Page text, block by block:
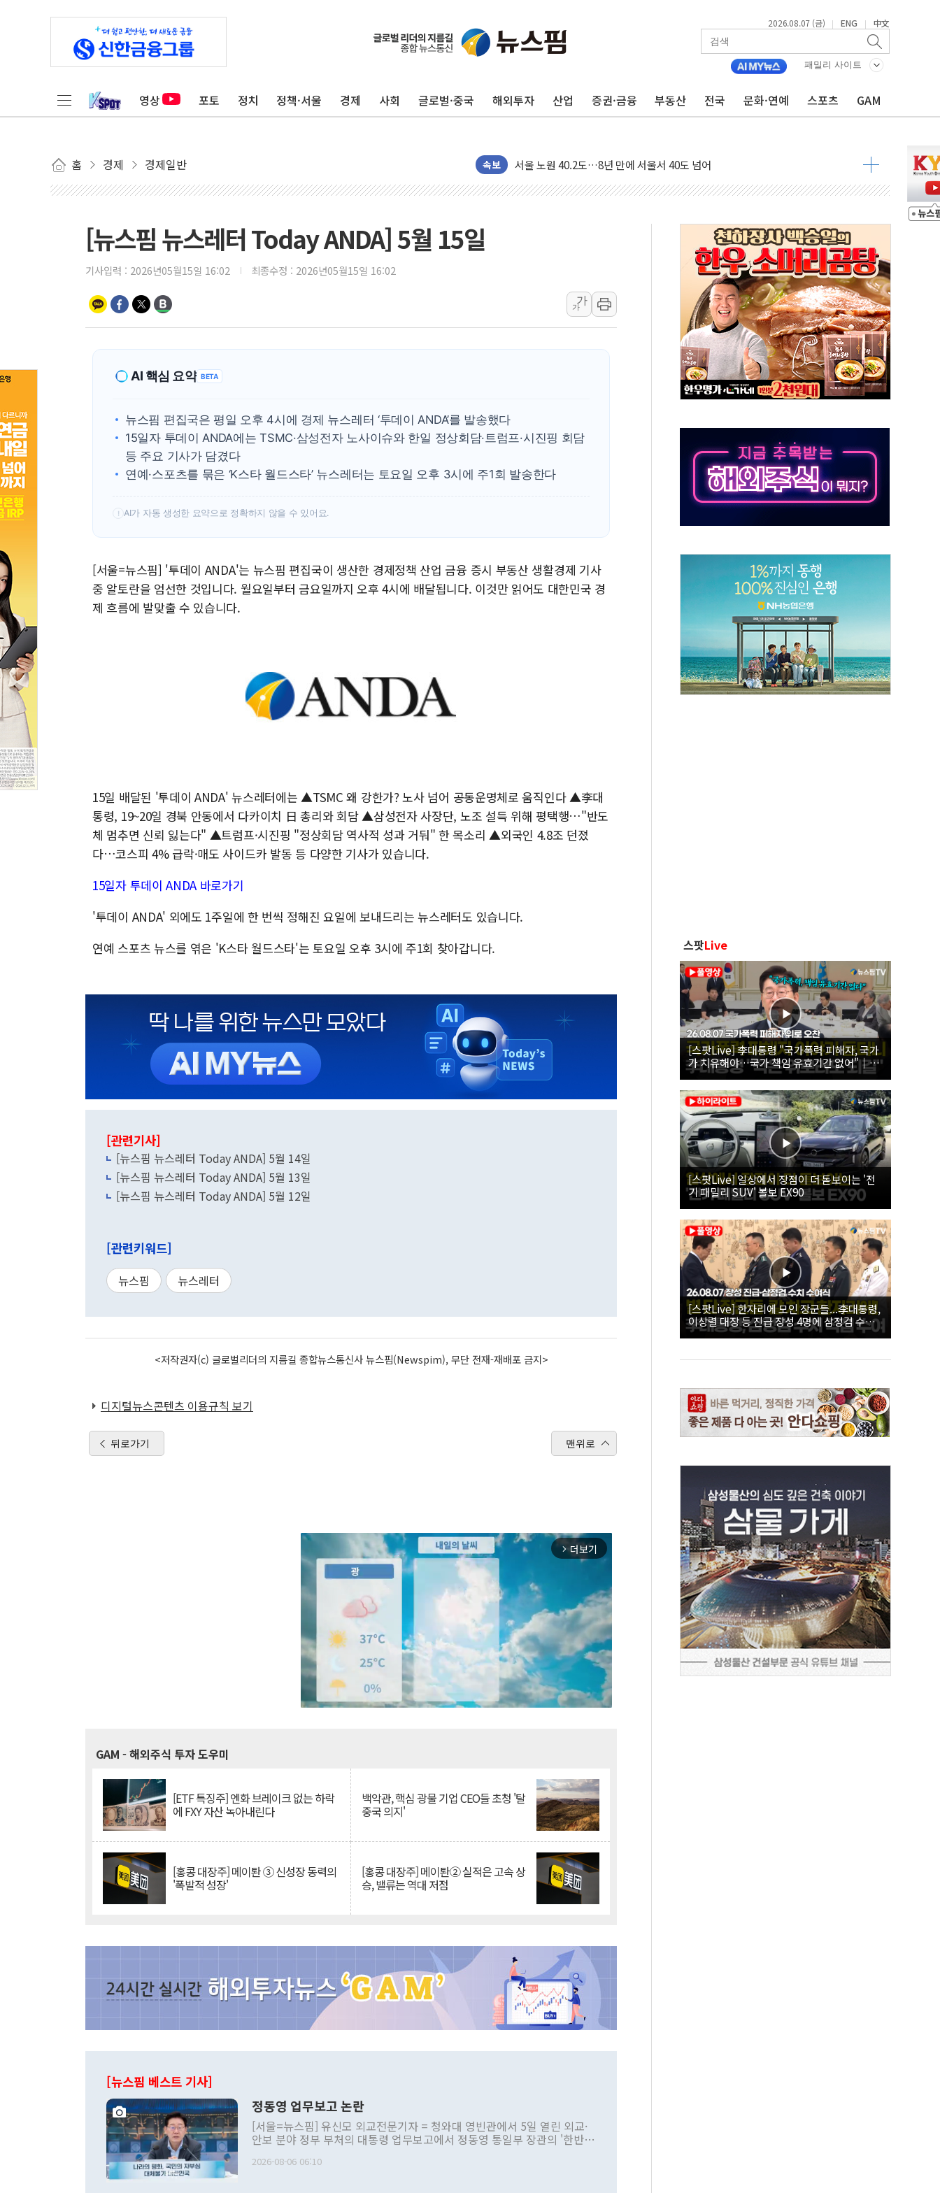
2026.08.07 (금) | ENG | 中文
패밀리 사이트
영상 포토 정치 정책·서울 경제 사회 글로벌·중국 해외투자 산업 증권·금융 부동산 전국 문화·연예 스포츠 GAM
홈 경제 경제일반 속보
[컨콜] 롯데케미칼, "LPG 투입 비중 37%…하반기 확대 추진"
서울 노원 40.2도…8년 만에 서울서 40도 넘어
[중국증시 마감] CPO∙PCB∙CRO가 이끈 '기술주 상승장'
[ETF 시황] 2차전지 ETF 급등, SK하이닉스 레버리지는 급락
[컨콜] 롯데케미칼 "대산·여수 사업재편 완료시 재무구조 개선 기대"
SK증권, 비대면 고객 대상 '수수료 평생 우대' 이벤트 진행
통합위, 'AI 포용사회'·'청년 자산격차 해소' 특위 출범…"소외되는 계층 없도록"
코웨이, 2분기 영업익 2532억…신제품 효과에 실적 호조
[마감시황] 코스피, 7주 연속 하락…외국인 매도에 6258.77
중수청 임용설명회에 검사 110명 등 1100명 참석...인사·처우 관심
[컨콜] 롯데케미칼, "하반기 기초화학 가격 강세 완화"
컴투스, 제우스: 오만의 신 쇼케이스
취재진 질의에 답하는 김태우 에이버튼 CD
목동8단지 현설에 대우·DL·GS·현산 참여…'공사비 인상 차단' 조건
호남반도체 산단 하루 65만톤 용수 필요…절반은 하수처리수로 공급한다
[뉴스핌 뉴스레터 Today ANDA] 5월 15일
기사입력 : 2026년05월15일 16:02 최종수정 : 2026년05월15일 16:02
가
가
AI 핵심 요약 BETA
뉴스핌 편집국은 평일 오후 4시에 경제 뉴스레터 ‘투데이 ANDA’를 발송했다
15일자 투데이 ANDA에는 TSMC·삼성전자 노사이슈와 한일 정상회담·트럼프·시진핑 회담
등 주요 기사가 담겼다
연예·스포츠를 묶은 ‘K스타 월드스타’ 뉴스레터는 토요일 오후 3시에 주1회 발송한다
! AI가 자동 생성한 요약으로 정확하지 않을 수 있어요.
[서울=뉴스핌] '투데이 ANDA'는 뉴스핌 편집국이 생산한 경제정책 산업 금융 증시 부동산 생활경제 기사
중 알토란을 엄선한 것입니다. 월요일부터 금요일까지 오후 4시에 배달됩니다. 이것만 읽어도 대한민국 경
제 흐름에 발맞출 수 있습니다.
15일 배달된 '투데이 ANDA' 뉴스레터에는 ▲TSMC 왜 강한가? 노사 넘어 공동운명체로 움직인다 ▲李대
통령, 19~20일 경북 안동에서 다카이치 日 총리와 회담 ▲삼성전자 사장단, 노조 설득 위해 평택행…"반도
체 멈추면 신뢰 잃는다" ▲트럼프·시진핑 "정상회담 역사적 성과 거둬" 한 목소리 ▲외국인 4.8조 던졌
다…코스피 4% 급락·매도 사이드카 발동 등 다양한 기사가 있습니다.
15일자 투데이 ANDA 바로가기
'투데이 ANDA' 외에도 1주일에 한 번씩 정해진 요일에 보내드리는 뉴스레터도 있습니다.
연예 스포츠 뉴스를 엮은 'K스타 월드스타'는 토요일 오후 3시에 주1회 찾아갑니다.
[관련기사]
[뉴스핌 뉴스레터 Today ANDA] 5월 14일
[뉴스핌 뉴스레터 Today ANDA] 5월 13일
[뉴스핌 뉴스레터 Today ANDA] 5월 12일
[관련키워드]
뉴스핌 뉴스레터
<저작권자(c) 글로벌리더의 지름길 종합뉴스통신사 뉴스핌(Newspim), 무단 전재-재배포 금지>
디지털뉴스콘텐츠 이용규칙 보기
뒤로가기 맨위로
arrow_forward_ios 더보기
GAM - 해외주식 투자 도우미
[ETF 특징주] 엔화 브레이크 없는 하락
에 FXY 자산 녹아내린다
백악관, 핵심 광물 기업 CEO들 초청 '탈
중국 의지'
[홍콩 대장주] 메이퇀 ③ 신성장 동력의
'폭발적 성장'
[홍콩 대장주] 메이퇀② 실적은 고속 상
승, 밸류는 역대 저점
[뉴스핌 베스트 기사]
정동영 업무보고 논란
[서울=뉴스핌] 유신모 외교전문기자 = 청와대 영빈관에서 5일 열린 외교·
안보 분야 정부 부처의 대통령 업무보고에서 정동영 통일부 장관의 '한반도
발언 중에는 정부 내 조율을 거치지 않은 사안을 정책으로 추진하겠다고 공
2026-08-06 06:10
스팟Live
[스팟Live] 李대통령 "국가폭력 피해자, 국가
가 치유해야…국가 책임 유효기간 없어"｜
26.08.07 국가폭력 피해자 위로 오찬
[스팟Live] 일상에서 장점이 더 돋보이는 '전
기 패밀리 SUV' 볼보 EX90
[스팟Live] 한자리에 모인 장군들...李대통령,
이상렬 대장 등 진급 장성 4명에 삼정검 수치
직접 수여｜26.08.07 장성 진급·삼정검 수치